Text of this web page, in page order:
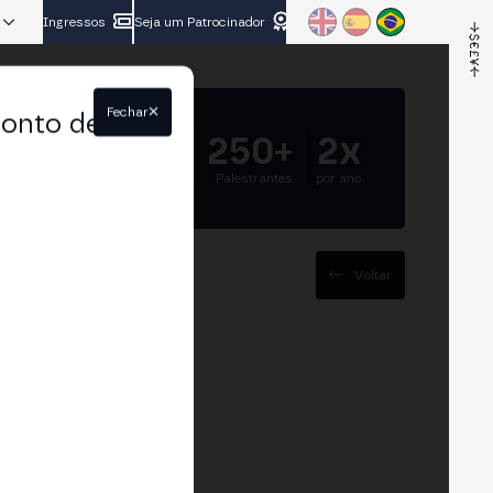
Ingressos Seja um Patrocinador
250+
Palestrantes
2x
por ano
Voltar
de
Fechar